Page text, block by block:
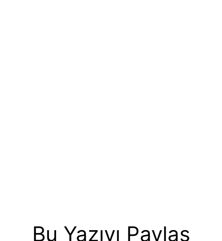
Bu Yazıyı Paylaş